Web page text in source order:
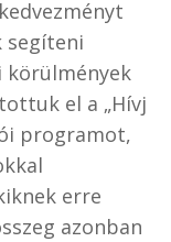
segíteni
körülmények
el a „Hívj
programot,
erre
azonban